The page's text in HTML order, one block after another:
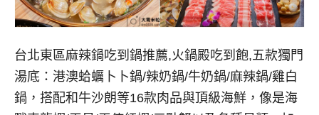
台北東區麻辣鍋吃到鍋推薦,火鍋殿吃到飽,五款獨門
湯底：港澳蛤蠣卜卜鍋/辣奶鍋/牛奶鍋/麻辣鍋/雞白
鍋，搭配和牛沙朗等16款肉品與頂級海鮮，像是海